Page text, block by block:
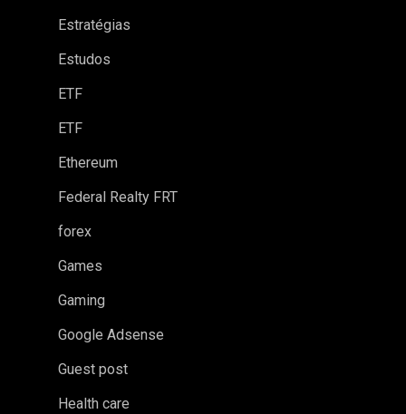
Estratégias
Estudos
ETF
ETF
Ethereum
Federal Realty FRT
forex
Games
Gaming
Google Adsense
Guest post
Health care